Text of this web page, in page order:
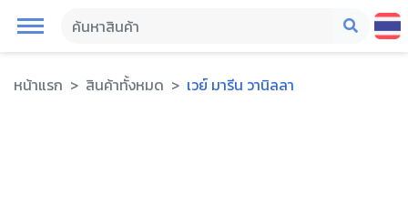
หน้าแรก สินค้าทั้งหมด เวย์ มารีน วานิลลา